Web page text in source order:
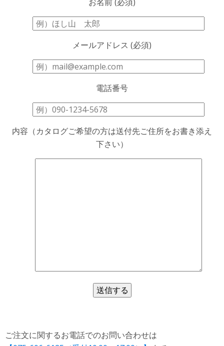
メールアドレス (必須)
電話番号
内容（カタログご希望の方は送付先ご住所をお書き添え
下さい）
ご注文に関するお電話でのお問い合わせは